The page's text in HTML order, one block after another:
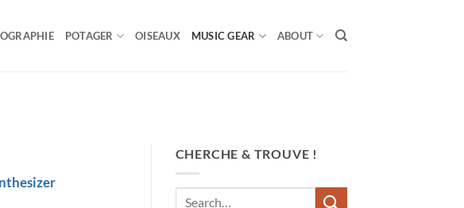
POTAGER OISEAUX MUSIC GEAR ABOUT
CHERCHE & TROUVE !